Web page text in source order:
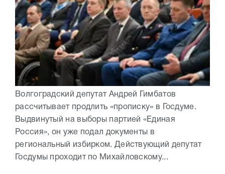
Волгоградский депутат Андрей Гимбатов
рассчитывает продлить «прописку» в Госдуме.
Выдвинутый на выборы партией «Единая
Россия», он уже подал документы в
региональный избирком. Действующий депутат
Госдумы проходит по Михайловскому...